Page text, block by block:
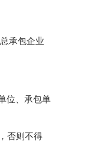
承包企业
位、承包单
否则不得